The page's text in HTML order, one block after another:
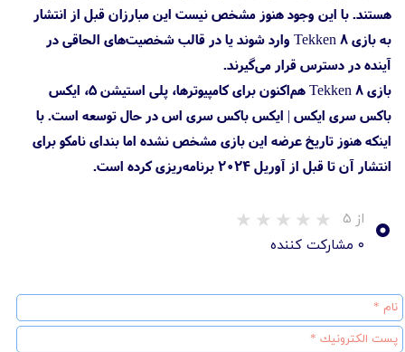
هستند. با این وجود هنوز مشخص نیست این مبارزان قبل از انتشار
به بازی Tekken 8 وارد شوند یا در قالب شخصیت‌های الحاقی در
آینده در دسترس قرار می‌گیرند.
بازی Tekken 8 هم‌اکنون برای کامپیوترها، پلی استیشن 5، ایکس
باکس سری ایکس | ایکس باکس سری اس در حال توسعه است. با
اینکه هنوز تاریخ عرضه این بازی مشخص نشده اما بندای نامکو برای
انتشار آن تا قبل از آوریل ۲۰۲۴ برنامه‌ریزی کرده است.
۰ از ۵
۰ مشارکت کننده